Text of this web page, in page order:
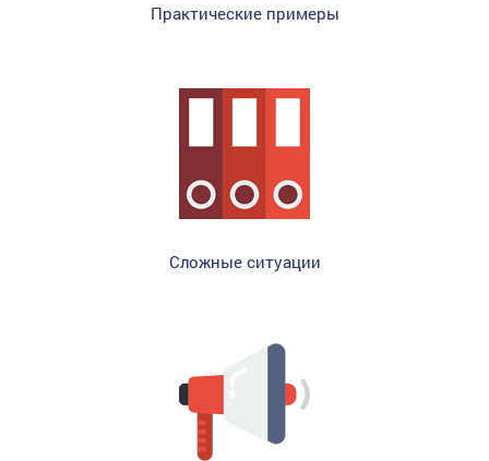
Практические примеры
Сложные ситуации